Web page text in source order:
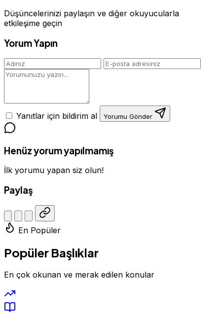
Düşüncelerinizi paylaşın ve diğer okuyucularla
etkileşime geçin
Yorum Yapın
Yanıtlar için bildirim al Yorumu Gönder
Henüz yorum yapılmamış
İlk yorumu yapan siz olun!
Paylaş
En Popüler
Popüler Başlıklar
En çok okunan ve merak edilen konular